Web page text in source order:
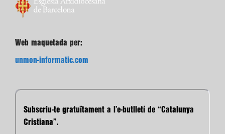
Web maquetada per:
unmon-informatic.com
Subscriu-te gratuïtament a l’e-butlletí de “Catalunya
Cristiana”.